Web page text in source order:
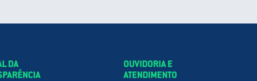
DA
OUVIDORIA E
ATENDIMENTO